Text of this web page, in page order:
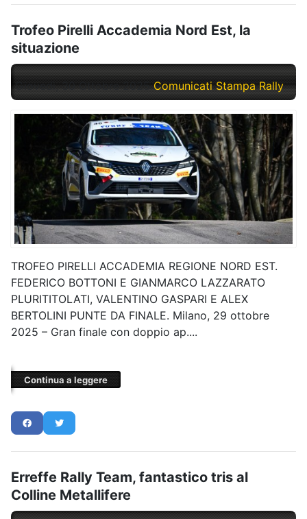
Trofeo Pirelli Accademia Nord Est, la
situazione
Giovedì, 30 Ottobre 2025 Comunicati Stampa Rally
TROFEO PIRELLI ACCADEMIA REGIONE NORD EST.
FEDERICO BOTTONI E GIANMARCO LAZZARATO
PLURITITOLATI, VALENTINO GASPARI E ALEX
BERTOLINI PUNTE DA FINALE. Milano, 29 ottobre
2025 – Gran finale con doppio ap....
Continua a leggere
Erreffe Rally Team, fantastico tris al
Colline Metallifere